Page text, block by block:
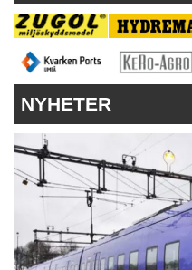
KONTAKT
VÅRA ANDRA MAGASIN
PRENUMERERA
NYHETER